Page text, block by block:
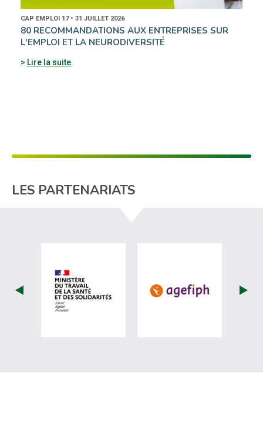
CAP EMPLOI 17 • 31 JUILLET 2026
80 RECOMMANDATIONS AUX ENTREPRISES SUR
L'EMPLOI ET LA NEURODIVERSITÉ
Lire la suite
LES PARTENARIATS
visiter les site de Ministère du travail
visiter les